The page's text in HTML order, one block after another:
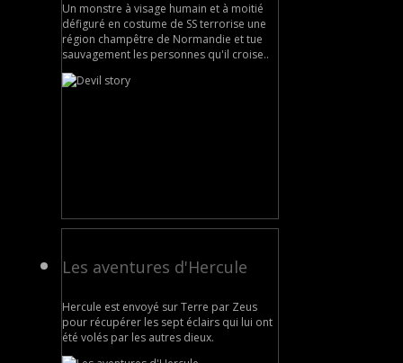
Un monstre à visage humain et à moitié
défiguré en costume de SS terrorise une
région champêtre de Normandie et tue
sauvagement les personnes qu'il croise..
Les aventures d'Hercule
Hercule est envoyé sur Terre par Zeus
pour récupérer les sept éclairs qui lui ont
été volés par les autres dieux.